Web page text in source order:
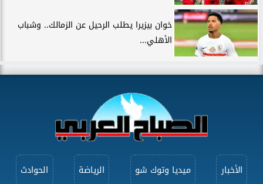
خوان بيزيرا يطلب الرحيل عن الزمالك.. وشباب
الأهلي...
الأخبار ميديا وتوك شو الرياضة الحوادث